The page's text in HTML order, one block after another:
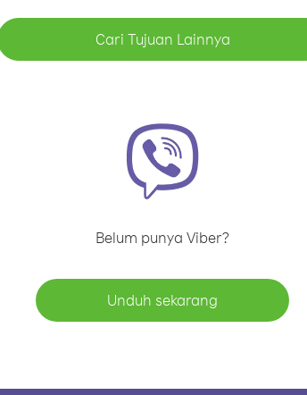
Cari Tujuan Lainnya
Belum punya Viber?
Unduh sekarang